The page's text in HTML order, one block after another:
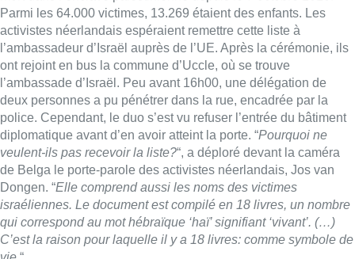
qui correspond au mot hébraïque ‘haï’ signifiant ‘vivant’. (…)
C’est la raison pour laquelle il y a 18 livres: comme symbole de
vie.“
La tenue de cette action à Bruxelles fait suite à deux initiatives
similaires des “témoins de Gaza” à Nimègue et La Haye. Une
nouvelle déclamation est prévue dans deux semaines, une fois
encore dans la capitale de l’Europe.
Avec Belga – Images Belga
Lire aussi :